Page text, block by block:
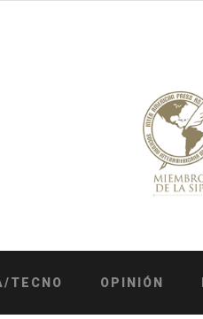
TECNO OPINIÓN